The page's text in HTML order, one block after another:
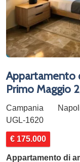
Appartamento
Primo Maggio
Campania
UGL-1620
€ 175.000
Appartamento di